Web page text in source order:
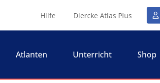
Hilfe Diercke Atlas Plus
Atlanten Unterricht Shop